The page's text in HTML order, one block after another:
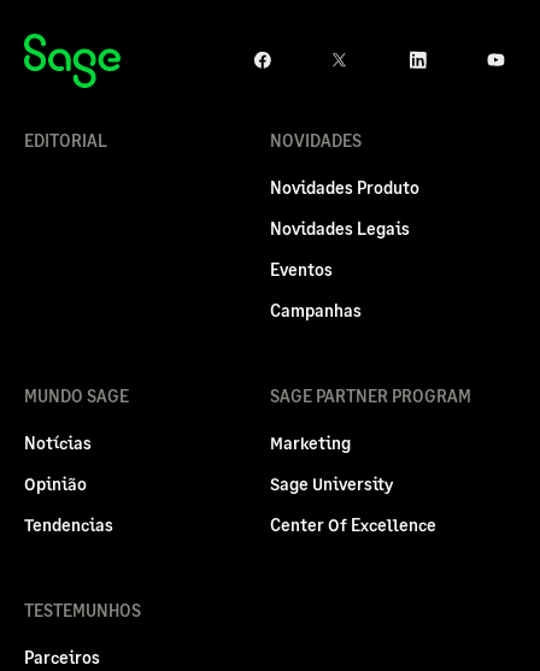
EDITORIAL NOVIDADES
Novidades Produto
Novidades Legais
Eventos
Campanhas
MUNDO SAGE
Notícias
Opinião
Tendencias
SAGE PARTNER PROGRAM
Marketing
Sage University
Center Of Excellence
TESTEMUNHOS
Parceiros